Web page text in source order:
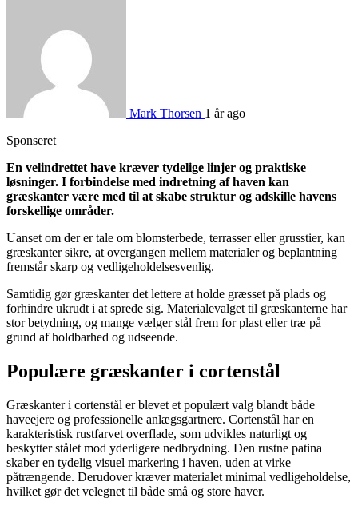
Mark Thorsen 1 år ago
Sponseret
En velindrettet have kræver tydelige linjer og praktiske
løsninger. I forbindelse med indretning af haven kan
græskanter være med til at skabe struktur og adskille havens
forskellige områder.
Uanset om der er tale om blomsterbede, terrasser eller grusstier, kan
græskanter sikre, at overgangen mellem materialer og beplantning
fremstår skarp og vedligeholdelsesvenlig.
Samtidig gør græskanter det lettere at holde græsset på plads og
forhindre ukrudt i at sprede sig. Materialevalget til græskanterne har
stor betydning, og mange vælger stål frem for plast eller træ på
grund af holdbarhed og udseende.
Populære græskanter i cortenstål
Græskanter i cortenstål er blevet et populært valg blandt både
haveejere og professionelle anlægsgartnere. Cortenstål har en
karakteristisk rustfarvet overflade, som udvikles naturligt og
beskytter stålet mod yderligere nedbrydning. Den rustne patina
skaber en tydelig visuel markering i haven, uden at virke
påtrængende. Derudover kræver materialet minimal vedligeholdelse,
hvilket gør det velegnet til både små og store haver.